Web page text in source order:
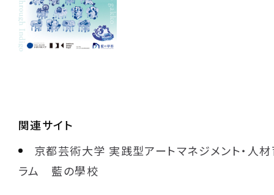
関連サイト
京都芸術大学 実践型アートマネジメント・人
ラム 藍の學校